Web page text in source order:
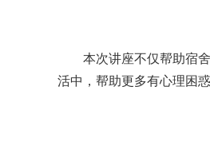
本次讲座不仅帮助宿
活中，帮助更多有心理困